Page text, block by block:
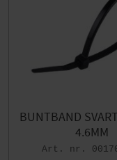
BUNTBAND
4.6MM